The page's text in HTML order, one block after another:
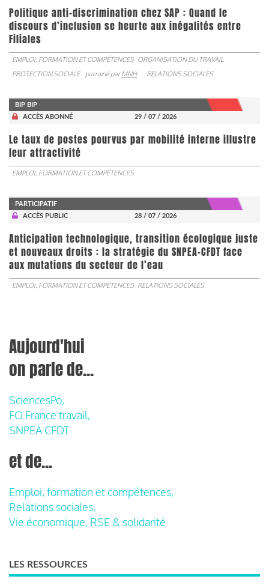
Politique anti-discrimination chez SAP : Quand le
discours d’inclusion se heurte aux inégalités entre
Filiales
EMPLOI, FORMATION ET COMPÉTENCES ORGANISATION DU TRAVAIL
PROTECTION SOCIALE
parrainé parMNH RELATIONS SOCIALES
BIP BIP
ACCÈS ABONNÉ
29 / 07 / 2026
Le taux de postes pourvus par mobilité interne illustre
leur attractivité
EMPLOI, FORMATION ET COMPÉTENCES
PARTICIPATIF
ACCÈS PUBLIC
28 / 07 / 2026
Anticipation technologique, transition écologique juste
et nouveaux droits : la stratégie du SNPEA-CFDT face
aux mutations du secteur de l’eau
EMPLOI, FORMATION ET COMPÉTENCES RELATIONS SOCIALES
Aujourd'hui
on parle de...
SciencesPo,
FO France travail,
SNPEA CFDT
et de...
Emploi, formation et compétences,
Relations sociales,
Vie économique, RSE & solidarité
LES RESSOURCES